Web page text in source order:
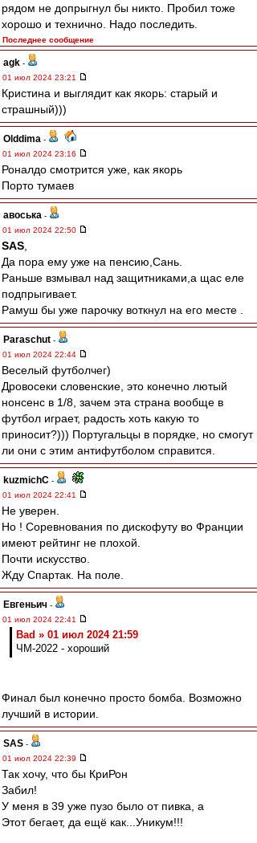
рядом не допрыгнул бы никто. Пробил тоже
хорошо и технично. Надо последить.
Последнее сообщение
agk -
01 июл 2024 23:21
Кристина и выглядит как якорь: старый и
страшный)))
Olddima -
01 июл 2024 23:16
Роналдо смотрится уже, как якорь
Порто тумаев
авоська -
01 июл 2024 22:50
SAS
Да пора ему уже на пенсию,Сань.
Раньше взмывал над защитниками,а щас еле
подпрыгивает.
Рамуш бы уже парочку воткнул на его месте .
Paraschut -
01 июл 2024 22:44
Веселый футболчег)
Дровосеки словенские, это конечно лютый
нонсенс в 1/8, зачем эта страна вообще в
футбол играет, радость хоть какую то
приносит?))) Португальцы в порядке, но смогут
ли они с этим антифутболом справится.
kuzmichC -
01 июл 2024 22:41
Не уверен.
Но ! Соревнования по дискофуту во Франции
имеют рейтинг не плохой.
Почти искусство.
Жду Спартак. На поле.
Евгеньич -
01 июл 2024 22:41
Bad » 01 июл 2024 21:59
ЧМ-2022 - хороший
Финал был конечно просто бомба. Возможно
лучший в истории.
SAS -
01 июл 2024 22:39
Так хочу, что бы КриРон
Забил!
У меня в 39 уже пузо было от пивка, а
Этот бегает, да ещё как...Уникум!!!